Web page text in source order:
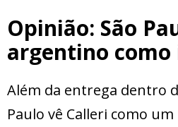
Opinião: São
argentino
Além da entrega dentro
Paulo vê Calleri como